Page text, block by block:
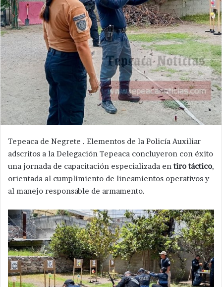
Tepeaca de Negrete . Elementos de la Policía Auxiliar
adscritos a la Delegación Tepeaca concluyeron con éxito
una jornada de capacitación especializada entiro táctico,
orientada al cumplimiento de lineamientos operativos y
al manejo responsable de armamento.